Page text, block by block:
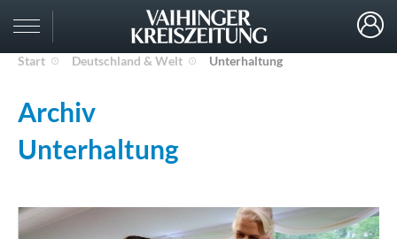
Start Deutschland & Welt Unterhaltung
Archiv
Unterhaltung